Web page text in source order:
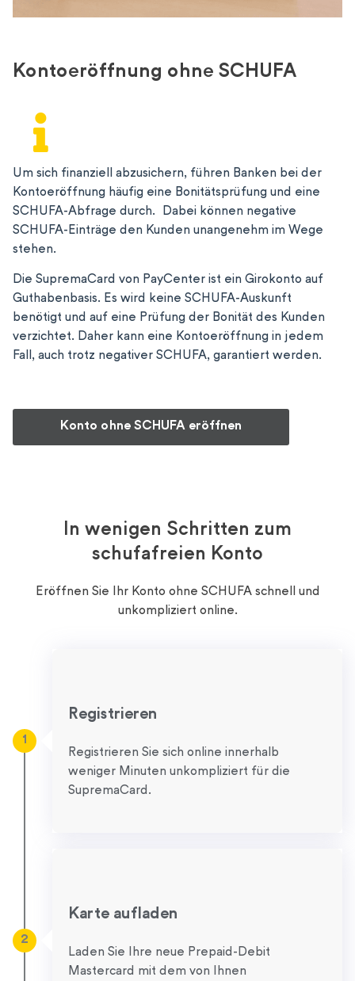
Kontoeröffnung ohne SCHUFA
Um sich finanziell abzusichern, führen Banken bei der
Kontoeröffnung häufig eine Bonitätsprüfung und eine
SCHUFA-Abfrage durch. Dabei können negative
SCHUFA-Einträge den Kunden unangenehm im Wege
stehen.
Die SupremaCard von PayCenter ist ein Girokonto auf
Guthabenbasis. Es wird keine SCHUFA-Auskunft
benötigt und auf eine Prüfung der Bonität des Kunden
verzichtet. Daher kann eine Kontoeröffnung in jedem
Fall, auch trotz negativer SCHUFA, garantiert werden.
Konto ohne SCHUFA eröffnen
In wenigen Schritten zum
schufafreien Konto
Eröffnen Sie Ihr Konto ohne SCHUFA schnell und
unkompliziert online.
Registrieren
Registrieren Sie sich online innerhalb
weniger Minuten unkompliziert für die
SupremaCard.
1
Karte aufladen
Laden Sie Ihre neue Prepaid-Debit
Mastercard mit dem von Ihnen
2